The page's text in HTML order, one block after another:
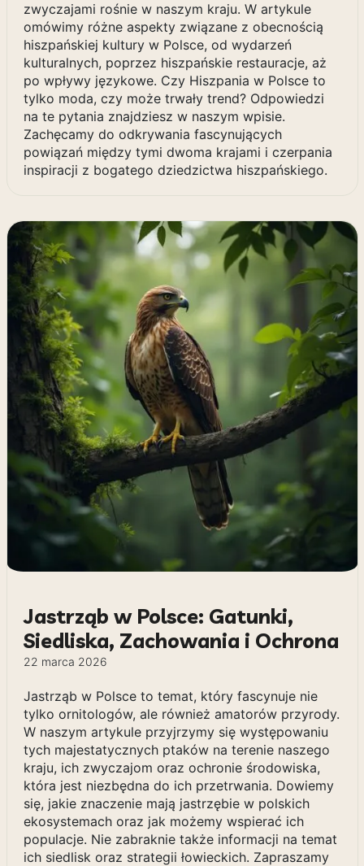
zwyczajami rośnie w naszym kraju. W artykule
omówimy różne aspekty związane z obecnością
hiszpańskiej kultury w Polsce, od wydarzeń
kulturalnych, poprzez hiszpańskie restauracje, aż
po wpływy językowe. Czy Hiszpania w Polsce to
tylko moda, czy może trwały trend? Odpowiedzi
na te pytania znajdziesz w naszym wpisie.
Zachęcamy do odkrywania fascynujących
powiązań między tymi dwoma krajami i czerpania
inspiracji z bogatego dziedzictwa hiszpańskiego.
Jastrząb w Polsce: Gatunki,
Siedliska, Zachowania i Ochrona
22 marca 2026
Jastrząb w Polsce to temat, który fascynuje nie
tylko ornitologów, ale również amatorów przyrody.
W naszym artykule przyjrzymy się występowaniu
tych majestatycznych ptaków na terenie naszego
kraju, ich zwyczajom oraz ochronie środowiska,
która jest niezbędna do ich przetrwania. Dowiemy
się, jakie znaczenie mają jastrzębie w polskich
ekosystemach oraz jak możemy wspierać ich
populacje. Nie zabraknie także informacji na temat
ich siedlisk oraz strategii łowieckich. Zapraszamy